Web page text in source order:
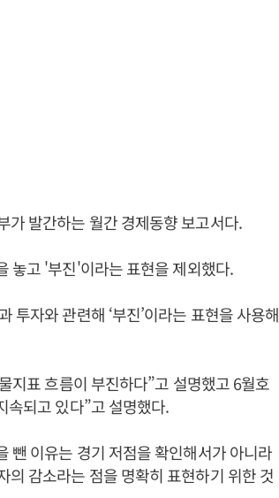
가 발간하는 월간 경제동향 보고서다.
놓고 '부진'이라는 표현을 제외했다.
투자와 관련해 ‘부진’이라는 표현을 사용해
지표 흐름이 부진하다”고 설명했고 6월호
속되고 있다”고 설명했다.
뺀 이유는 경기 저점을 확인해서가 아니라
감소라는 점을 명확히 표현하기 위한 것